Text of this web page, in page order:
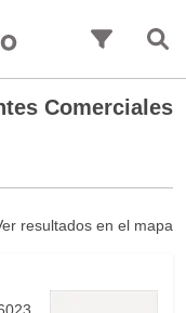
Comerciales
resultados en el mapa